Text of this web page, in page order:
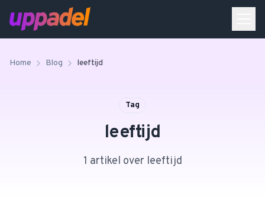
Home Blog leeftijd
Tag
leeftijd
1 artikel over leeftijd